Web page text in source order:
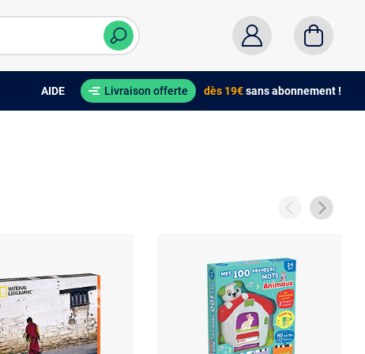
AIDE Livraison offerte dès 19€sans abonnement !